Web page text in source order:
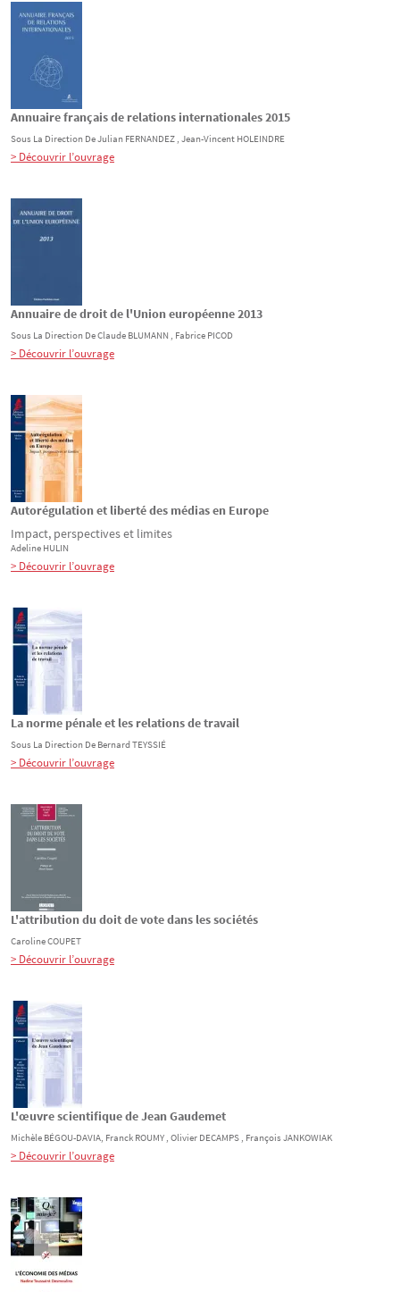
Annuaire français de relations internationales 2015
Sous La Direction DeJulian FERNANDEZ , Jean-Vincent HOLEINDRE
> Découvrir l’ouvrage
Annuaire de droit de l'Union européenne 2013
Sous La Direction DeClaude BLUMANN , Fabrice PICOD
> Découvrir l’ouvrage
Autorégulation et liberté des médias en Europe
Impact, perspectives et limites
Adeline HULIN
> Découvrir l’ouvrage
La norme pénale et les relations de travail
Sous La Direction De BernardTEYSSIÉ
> Découvrir l’ouvrage
L'attribution du doit de vote dans les sociétés
CarolineCOUPET
> Découvrir l’ouvrage
L'œuvre scientifique de Jean Gaudemet
Michèle BÉGOU-DAVIA, Franck ROUMY , Olivier DECAMPS , FrançoisJANKOWIAK
> Découvrir l’ouvrage